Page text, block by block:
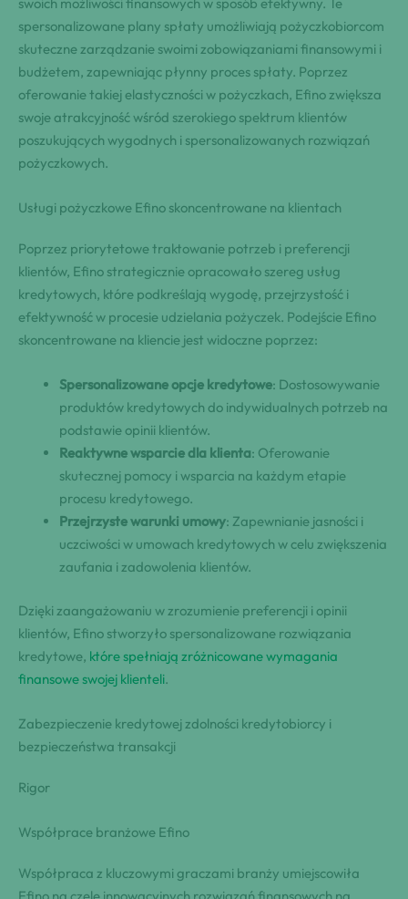
spersonalizowane plany spłaty umożliwiają pożyczkobiorcom
skuteczne zarządzanie swoimi zobowiązaniami finansowymi i
budżetem, zapewniając płynny proces spłaty. Poprzez
oferowanie takiej elastyczności w pożyczkach, Efino zwiększa
swoje atrakcyjność wśród szerokiego spektrum klientów
poszukujących wygodnych i spersonalizowanych rozwiązań
pożyczkowych.
Usługi pożyczkowe Efino skoncentrowane na klientach
Poprzez priorytetowe traktowanie potrzeb i preferencji
klientów, Efino strategicznie opracowało szereg usług
kredytowych, które podkreślają wygodę, przejrzystość i
efektywność w procesie udzielania pożyczek. Podejście Efino
skoncentrowane na kliencie jest widoczne poprzez:
Spersonalizowane opcje kredytowe: Dostosowywanie
produktów kredytowych do indywidualnych potrzeb na
podstawie opinii klientów.
Reaktywne wsparcie dla klienta: Oferowanie
skutecznej pomocy i wsparcia na każdym etapie
procesu kredytowego.
Przejrzyste warunki umowy: Zapewnianie jasności i
uczciwości w umowach kredytowych w celu zwiększenia
zaufania i zadowolenia klientów.
Dzięki zaangażowaniu w zrozumienie preferencji i opinii
klientów, Efino stworzyło spersonalizowane rozwiązania
kredytowe, które spełniają zróżnicowane wymagania
finansowe swojej klienteli.
Zabezpieczenie kredytowej zdolności kredytobiorcy i
bezpieczeństwa transakcji
Rigor
Współprace branżowe Efino
Współpraca z kluczowymi graczami branży umiejscowiła